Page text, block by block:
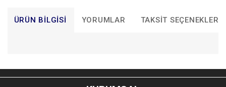
ÜRÜN BILGISI YORUMLAR TAKSIT SEÇENEKLERI
Bu ürünün fiyat bilgisi, resim, ürün açıklamalarında ve diğer
konularda yetersiz gördüğünüz noktaları öneri formunu